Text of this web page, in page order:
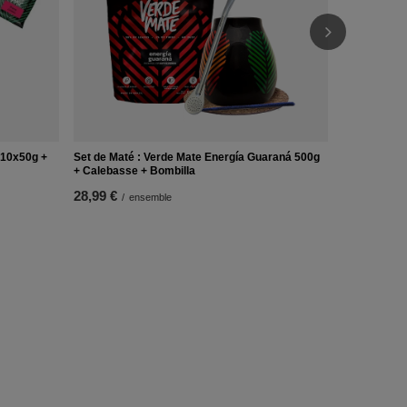
+
Set de Maté : Verde Mate Energía Guaraná 500g
+ Calebasse + Bombilla
28,99 € / ensemble